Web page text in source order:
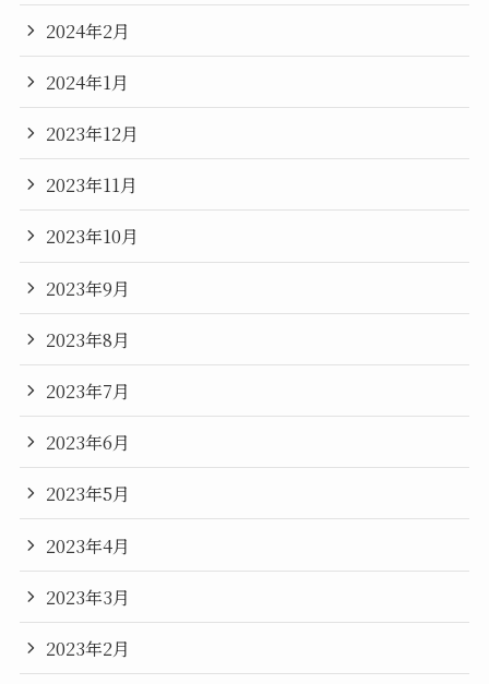
2024年2月
2024年1月
2023年12月
2023年11月
2023年10月
2023年9月
2023年8月
2023年7月
2023年6月
2023年5月
2023年4月
2023年3月
2023年2月